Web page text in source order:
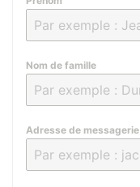
Nom de famille
Adresse de messagerie